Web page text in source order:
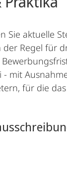
Sie aktuelle
der Regel für
- mit
für die